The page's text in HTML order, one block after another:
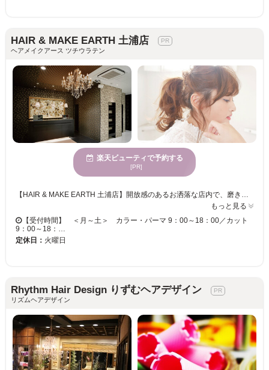
HAIR & MAKE EARTH 土浦店
ヘアメイクアース ツチウラテン
楽天ビューティで予約する
[PR]
【HAIR & MAKE EARTH 土浦店】開放感のあるお洒落な店内で、磨き抜かれた技術が味わえます♪ お客様一人ひとりへの丁寧なカウンセリングが魅力的★ベテランの実力派スタイリスト多数在籍！トレンドをプラスして、セルフスタイリングが楽になる再現性の高いスタイルに♪ 【HAIR & MAKE EARTH 土浦店】で、キレイへの近道を見つけませんか？
もっと見る
【受付時間】 ＜月～土＞ カラー・パーマ 9：00～18：00／カット
9：00～18：…
定休日： 火曜日
Rhythm Hair Design りずむヘアデザイン
リズムヘアデザイン